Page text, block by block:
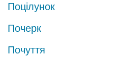
Поцілунок
Почерк
Почуття